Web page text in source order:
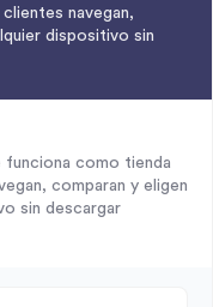
navegan,
dispositivo sin
como tienda
comparan y eligen
sin descargar